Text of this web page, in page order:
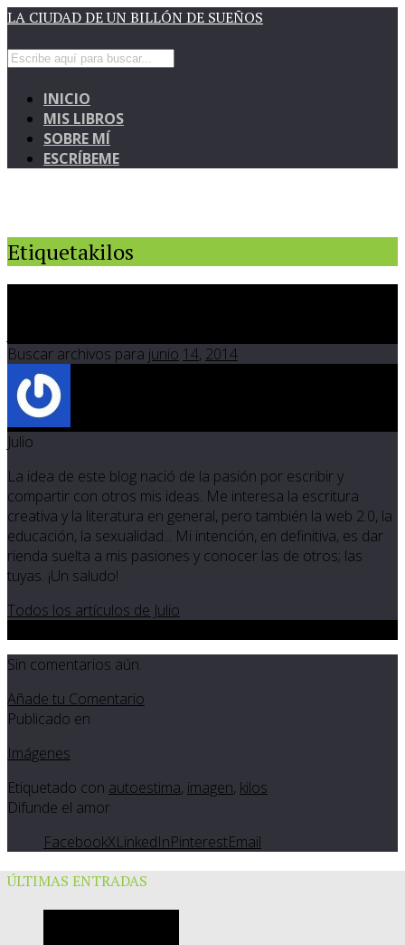
LA CIUDAD DE UN BILLÓN DE SUEÑOS
INICIO
MIS LIBROS
SOBRE MÍ
ESCRÍBEME
Etiquetakilos
Buscar archivos para junio 14, 2014
Julio
La idea de este blog nació de la pasión por escribir y
compartir con otros mis ideas. Me interesa la escritura
creativa y la literatura en general, pero también la web 2.0, la
educación, la sexualidad... Mi intención, en definitiva, es dar
rienda suelta a mis pasiones y conocer las de otros; las
tuyas. ¡Un saludo!
Todos los artículos de Julio
Sin comentarios aún.
Añade tu Comentario
Publicado en
Imágenes
Etiquetado con autoestima, imagen, kilos
Difunde el amor
FacebookXLinkedInPinterestEmail
ÚLTIMAS ENTRADAS